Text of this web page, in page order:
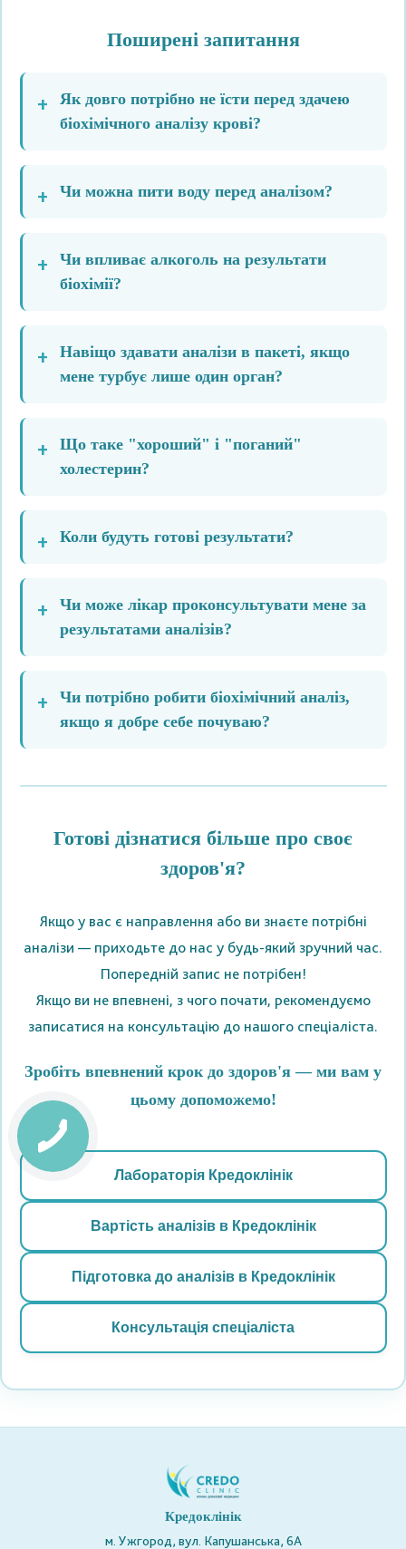
Поширені запитання
Як довго потрібно не їсти перед здачею
біохімічного аналізу крові?
Чи можна пити воду перед аналізом?
Чи впливає алкоголь на результати
біохімії?
Навіщо здавати аналізи в пакеті, якщо
мене турбує лише один орган?
Що таке "хороший" і "поганий"
холестерин?
Коли будуть готові результати?
Чи може лікар проконсультувати мене за
результатами аналізів?
Чи потрібно робити біохімічний аналіз,
якщо я добре себе почуваю?
Готові дізнатися більше про своє
здоров'я?
Якщо у вас є направлення або ви знаєте потрібні
аналізи — приходьте до нас у будь-який зручний час.
Попередній запис не потрібен!
Якщо ви не впевнені, з чого почати, рекомендуємо
записатися на консультацію до нашого спеціаліста.
Зробіть впевнений крок до здоров'я — ми вам у
цьому допоможемо!
Лабораторія Кредоклінік
Вартість аналізів в Кредоклінік
Підготовка до аналізів в Кредоклінік
Консультація спеціаліста
Кредоклінік
м. Ужгород, вул. Капушанська, 6А